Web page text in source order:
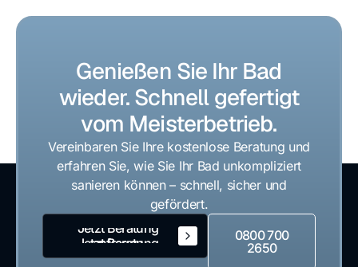
Genießen Sie Ihr Bad
wieder. Schnell gefertigt
vom Meisterbetrieb.
Vereinbaren Sie Ihre kostenlose Beratung und
erfahren Sie, wie Sie Ihr Bad unkompliziert
sanieren können – schnell, sicher und
gefördert.
Jetzt Beratung
anfragen
Jetzt Beratung
anfragen
0800 700
2650